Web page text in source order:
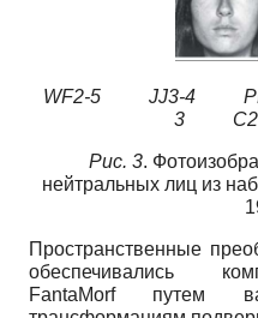
WF2-5 JJ3-4
3
Рис. 3.
нейтральных лиц из
Пространственные
обеспечивались
FantaMorf путем